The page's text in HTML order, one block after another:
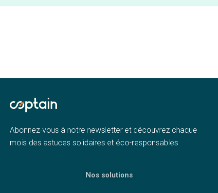
Abonnez-vous à notre newsletter et découvrez chaque
mois des astuces solidaires et éco-responsables
Nos solutions